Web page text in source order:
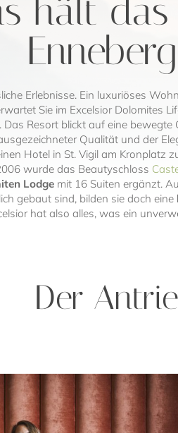
hält
Erlebnisse. Ein luxuriöses
Sie im Excelsior Dolomites
Das Resort blickt auf eine bewegte
Qualität und der
Hotel in St. Vigil am Kronplatz
wurde das Beautyschloss
Lodge mit 16 Suiten ergänzt.
gebaut sind, bilden sie doch eine
hat also alles, was ein
Der